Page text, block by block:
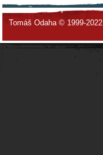
Tomáš Odaha © 1999-2022